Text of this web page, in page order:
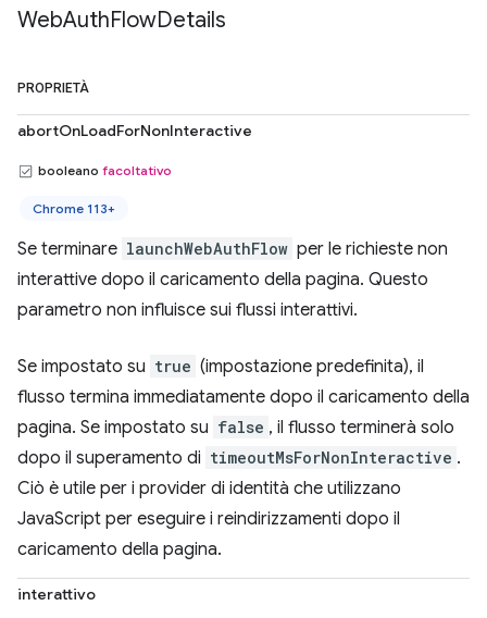
WebAuthFlowDetails
PROPRIETÀ
abortOnLoadForNonInteractive
booleano facoltativo
Chrome 113+
Se terminare launchWebAuthFlow per le richieste non
interattive dopo il caricamento della pagina. Questo
parametro non influisce sui flussi interattivi.
Se impostato su true (impostazione predefinita), il
flusso termina immediatamente dopo il caricamento della
pagina. Se impostato su false , il flusso terminerà solo
dopo il superamento di timeoutMsForNonInteractive .
Ciò è utile per i provider di identità che utilizzano
JavaScript per eseguire i reindirizzamenti dopo il
caricamento della pagina.
interattivo